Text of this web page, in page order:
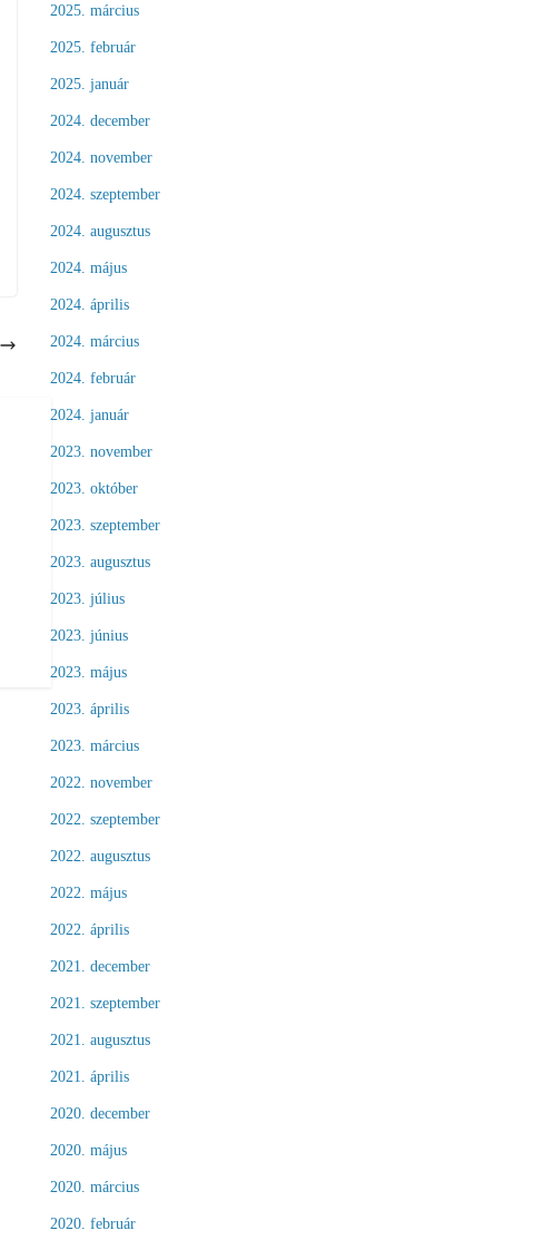
2025. március
2025. február
2025. január
2024. december
2024. november
2024. szeptember
2024. augusztus
2024. május
2024. április
2024. március
2024. február
2024. január
2023. november
2023. október
2023. szeptember
2023. augusztus
2023. július
2023. június
2023. május
2023. április
2023. március
2022. november
2022. szeptember
2022. augusztus
2022. május
2022. április
2021. december
2021. szeptember
2021. augusztus
2021. április
2020. december
2020. május
2020. március
2020. február